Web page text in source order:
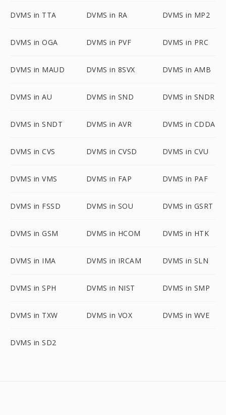
DVMS in TTA DVMS in RA DVMS in MP2
DVMS in OGA DVMS in PVF DVMS in PRC
DVMS in MAUD DVMS in 8SVX DVMS in AMB
DVMS in AU DVMS in SND DVMS in SNDR
DVMS in SNDT DVMS in AVR DVMS in CDDA
DVMS in CVS DVMS in CVSD DVMS in CVU
DVMS in VMS DVMS in FAP DVMS in PAF
DVMS in FSSD DVMS in SOU DVMS in GSRT
DVMS in GSM DVMS in HCOM DVMS in HTK
DVMS in IMA DVMS in IRCAM DVMS in SLN
DVMS in SPH DVMS in NIST DVMS in SMP
DVMS in TXW DVMS in VOX DVMS in WVE
DVMS in SD2